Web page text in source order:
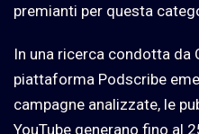
premianti per questa
In una ricerca condotta da
piattaforma Podscribe
campagne analizzate, le
YouTube generano fino al